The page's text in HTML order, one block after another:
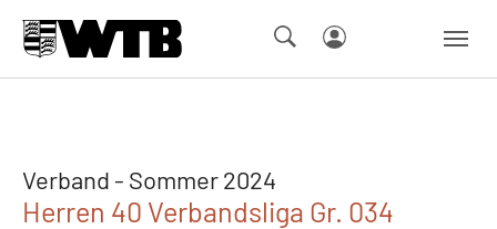
Verband - Sommer 2024
Herren 40 Verbandsliga Gr. 034